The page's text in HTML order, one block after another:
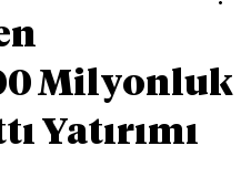
Milyonluk
Yatırımı